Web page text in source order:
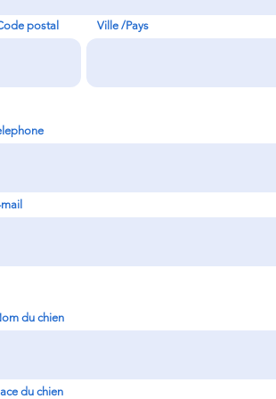
postal Ville /Pays
du chien
du chien